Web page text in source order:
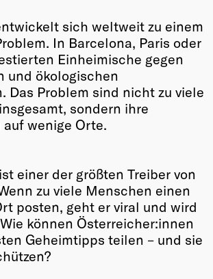
sich weltweit zu einem
In Barcelona, Paris oder
Einheimische gegen
und ökologischen
Das Problem sind nicht zu viele
sondern ihre
wenige Orte.
einer der größten Treiber von
zu viele Menschen einen
posten, geht er viral und wird
können Österreicher:innen
Geheimtipps teilen – und sie